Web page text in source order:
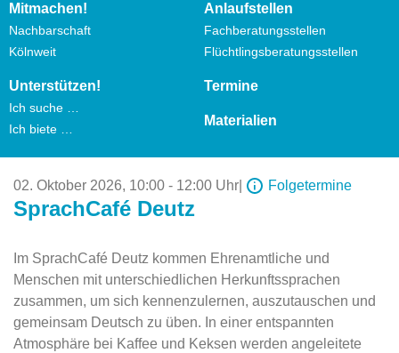
Mitmachen!
Nachbarschaft
Kölnweit
Anlaufstellen
Fachberatungsstellen
Flüchtlingsberatungsstellen
Unterstützen!
Ich suche …
Ich biete …
Termine
Materialien
02. Oktober 2026, 10:00 - 12:00 Uhr Folgetermine
SprachCafé Deutz
Im SprachCafé Deutz kommen Ehrenamtliche und
Menschen mit unterschiedlichen Herkunftssprachen
zusammen, um sich kennenzulernen, auszutauschen und
gemeinsam Deutsch zu üben. In einer entspannten
Atmosphäre bei Kaffee und Keksen werden angeleitete